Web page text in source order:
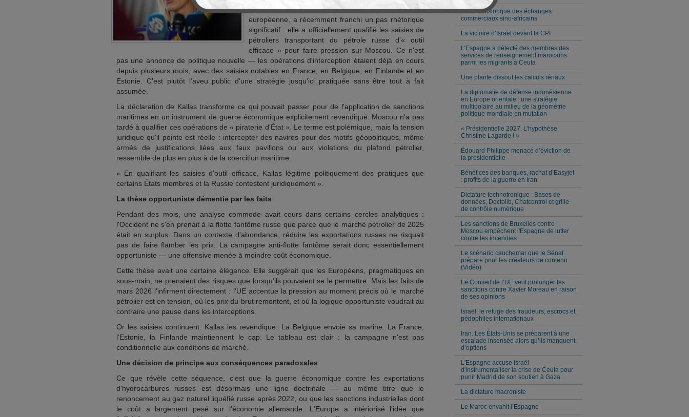
Kaja Kallas, cheffe de la politique étrangère de l'Union
européenne, a récemment franchi un pas rhétorique
significatif : elle a officiellement qualifié les saisies de
pétroliers transportant du pétrole russe d'« outil
efficace » pour faire pression sur Moscou. Ce n'est
pas une annonce de politique nouvelle — les opérations d'interception étaient déjà en cours
depuis plusieurs mois, avec des saisies notables en France, en Belgique, en Finlande et en
Estonie. C'est plutôt l'aveu public d'une stratégie jusqu'ici pratiquée sans être tout à fait
assumée.
La déclaration de Kallas transforme ce qui pouvait passer pour de l'application de sanctions
maritimes en un instrument de guerre économique explicitement revendiqué. Moscou n'a pas
tardé à qualifier ces opérations de « piraterie d'État ». Le terme est polémique, mais la tension
juridique qu'il pointe est réelle : intercepter des navires pour des motifs géopolitiques, même
armés de justifications liées aux faux pavillons ou aux violations du plafond pétrolier,
ressemble de plus en plus à de la coercition maritime.
« En qualifiant les saisies d'outil efficace, Kallas légitime politiquement des pratiques que
certains États membres et la Russie contestent juridiquement ».
La thèse opportuniste démentie par les faits
Pendant des mois, une analyse commode avait cours dans certains cercles analytiques :
l'Occident ne s'en prenait à la flotte fantôme russe que parce que le marché pétrolier de 2025
était en surplus. Dans un contexte d'abondance, réduire les exportations russes ne risquait
pas de faire flamber les prix. La campagne anti-flotte fantôme serait donc essentiellement
opportuniste — une offensive menée à moindre coût économique.
Cette thèse avait une certaine élégance. Elle suggérait que les Européens, pragmatiques en
sous-main, ne prenaient des risques que lorsqu'ils pouvaient se le permettre. Mais les faits de
mars 2026 l'infirment directement : l'UE accentue la pression au moment précis où le marché
pétrolier est en tension, où les prix du brut remontent, et où la logique opportuniste voudrait au
contraire une pause dans les interceptions.
Or les saisies continuent. Kallas les revendique. La Belgique envoie sa marine. La France,
l'Estonie, la Finlande maintiennent le cap. Le tableau est clair : la campagne n'est pas
conditionnelle aux conditions de marché.
Une décision de principe aux conséquences paradoxales
Ce que révèle cette séquence, c'est que la guerre économique contre les exportations
d'hydrocarbures russes est désormais une ligne doctrinale — au même titre que le
renoncement au gaz naturel liquéfié russe après 2022, ou que les sanctions industrielles dont
le coût a largement pesé sur l'économie allemande. L'Europe a intériorisé l'idée que
Record historique des échanges
commerciaux sino-africains
La victoire d’Israël devant la CPI
L’Espagne a détecté des membres des
services de renseignement marocains
parmi les migrants à Ceuta
Une plante dissout les calculs rénaux
La diplomatie de défense indonésienne
en Europe orientale : une stratégie
multipolaire au milieu de la géométrie
politique mondiale en mutation
« Présidentielle 2027. L’hypothèse
Christine Lagarde ! »
Édouard Philippe menacé d’éviction de
la présidentielle
Bénéfices des banques, rachat d’Easyjet
: profits de la guerre en Iran
Dictature technotronique : Bases de
données, Doctolib, Chatcontrol et grille
de contrôle numérique
Les sanctions de Bruxelles contre
Moscou empêchent l'Espagne de lutter
contre les incendies
Le scénario cauchemar que le Sénat
prépare pour les créateurs de contenu
(Vidéo)
Le Conseil de l’UE veut prolonger les
sanctions contre Xavier Moreau en raison
de ses opinions
Israël, le refuge des fraudeurs, escrocs et
pédophiles internationaux
Iran. Les États-Unis se préparent à une
escalade insensée alors qu’ils manquent
d’options
L'Espagne accuse Israël
d'instrumentaliser la crise de Ceuta pour
punir Madrid de son soutien à Gaza
La dictature macroniste
Le Maroc envahit l’Espagne